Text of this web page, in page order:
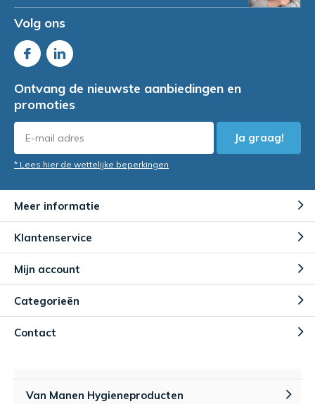
Volg ons
Ontvang de nieuwste aanbiedingen en
promoties
Ja graag!
* Lees hier de wettelijke beperkingen
Meer informatie
Klantenservice
Mijn account
Categorieën
Contact
Van Manen Hygieneproducten